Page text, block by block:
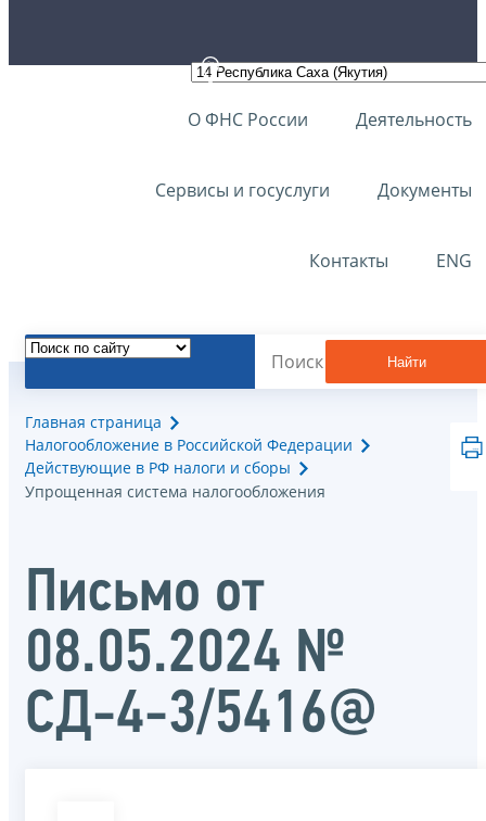
О ФНС России Деятельность
Сервисы и госуслуги Документы
Контакты ENG
Найти
Главная страница
Налогообложение в Российской Федерации
Действующие в РФ налоги и сборы
Упрощенная система налогообложения
Письмо от
08.05.2024 №
СД-4-3/5416@